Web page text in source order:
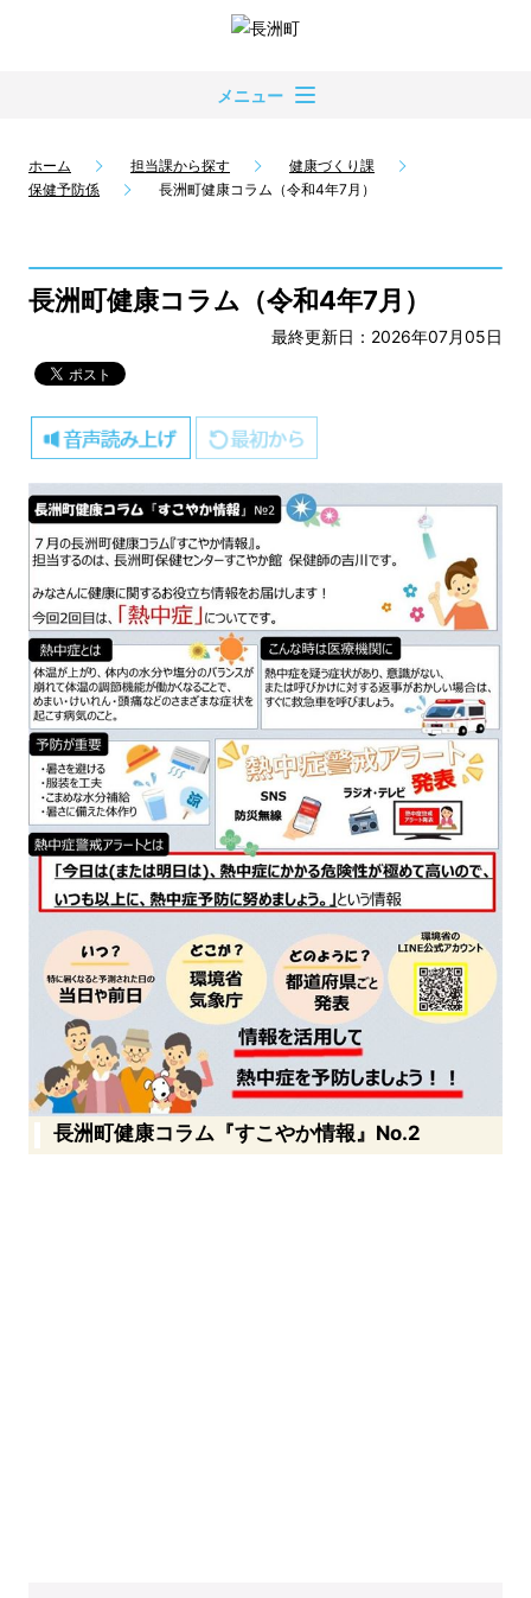
メニュー
ホーム 担当課から探す
健康づくり課
保健予防係
長洲町健康コラム（令和4年7月）
長洲町健康コラム（令和4年7月）
最終更新日：2026年07月05日
長洲町健康コラム『すこやか情報』No.2